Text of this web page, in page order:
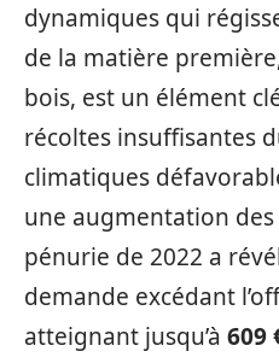
dynamiques qui
de la matière
bois, est un élément
récoltes insuffisantes
climatiques
une augmentation
pénurie de 2022 a
demande excédant
atteignant jusqu’à 609